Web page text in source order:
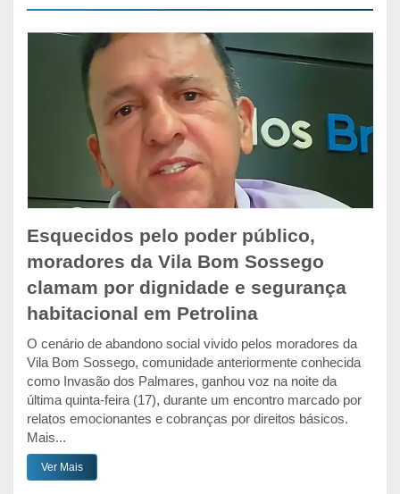
Esquecidos pelo poder público,
moradores da Vila Bom Sossego
clamam por dignidade e segurança
habitacional em Petrolina
O cenário de abandono social vivido pelos moradores da
Vila Bom Sossego, comunidade anteriormente conhecida
como Invasão dos Palmares, ganhou voz na noite da
última quinta-feira (17), durante um encontro marcado por
relatos emocionantes e cobranças por direitos básicos.
Mais...
Ver Mais